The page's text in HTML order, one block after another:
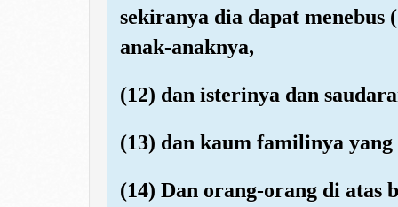
sekiranya dia dapat
anak-anaknya,
(12) dan isterinya dan
(13) dan kaum familinya
(14) Dan orang-orang di atas